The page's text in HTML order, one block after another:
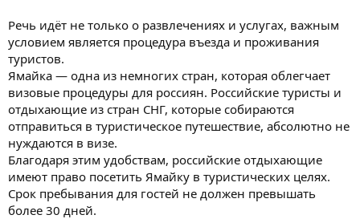
Речь идёт не только о развлечениях и услугах, важным
условием является процедура въезда и проживания
туристов.
Ямайка — одна из немногих стран, которая облегчает
визовые процедуры для россиян. Российские туристы и
отдыхающие из стран СНГ, которые собираются
отправиться в туристическое путешествие, абсолютно не
нуждаются в визе.
Благодаря этим удобствам, российские отдыхающие
имеют право посетить Ямайку в туристических целях.
Срок пребывания для гостей не должен превышать
более 30 дней.